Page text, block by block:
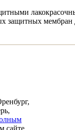
защитных мембран
сайте